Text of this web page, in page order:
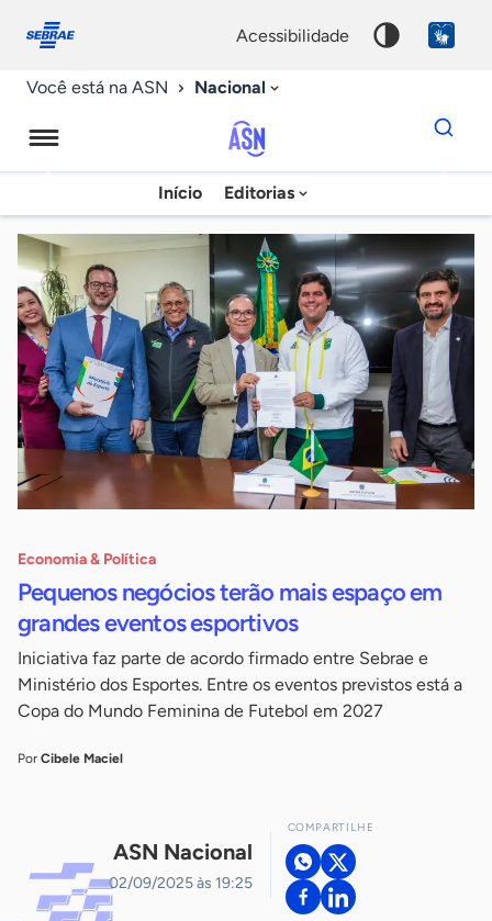
conosco
acessibilidade
Você está na ASN Nacional
Agência
Sebrae
de
Notícias
Início Editorias
Dados
para
chave
Economia & Política
Pequenos negócios terão mais espaço em
grandes eventos esportivos
Iniciativa faz parte de acordo firmado entre Sebrae e
Ministério dos Esportes. Entre os eventos previstos está a
Copa do Mundo Feminina de Futebol em 2027
Por Cibele Maciel
ASN Nacional
02/09/2025 às 19:25
COMPARTILHE